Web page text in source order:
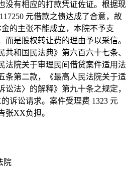
没有相应的打款凭证佐证。根据现
元借款之债达成了合意，故
的主张不能成立，本院不予支
而是股权转让费的理由予以采信。
共和国民法典》第六百六十七条、
法院关于审理民间借贷案件适用法
条第二款，《最高人民法院关于适
讼法〉的解释》第九十条之规定，
诉讼请求。案件受理费 1323 元
张XX负担。
院